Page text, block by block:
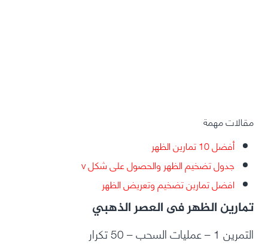
مقالات مهمة
أفضل 10 تمارين الظهر
جدول تضخيم الظهر والحصول على شكل v
افضل تمارين تضخيم وتعريض الظهر
تمارين الظهر فى العصر الذهبي
التمرين 1 – عمليات السحب – 50 تكرار